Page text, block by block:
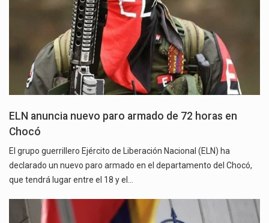
ELN anuncia nuevo paro armado de 72 horas en
Chocó
El grupo guerrillero Ejército de Liberación Nacional (ELN) ha
declarado un nuevo paro armado en el departamento del Chocó,
que tendrá lugar entre el 18 y el…